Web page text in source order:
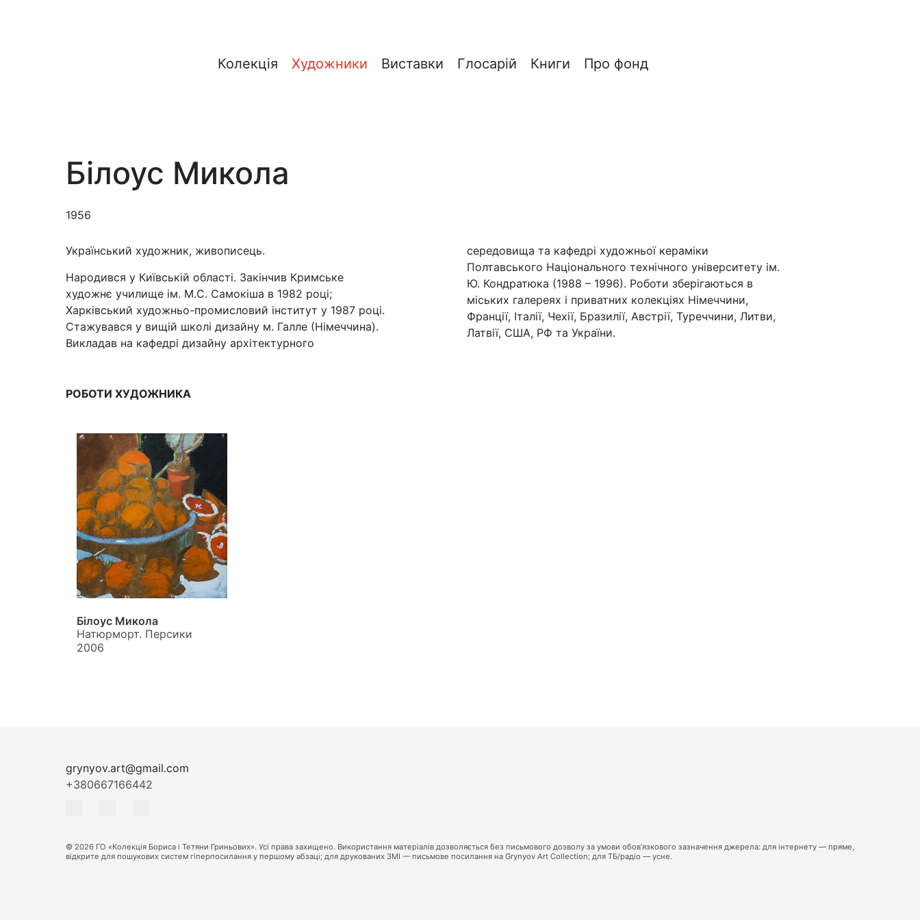
Колекція Художники Виставки Глосарій Книги Про фонд
Білоус Микола
1956
Український художник, живописець.
Народився у Київській області. Закінчив Кримське
художнє училище ім. М.С. Самокіша в 1982 році;
Харківський художньо-промисловий інститут у 1987 році.
Стажувався у вищій школі дизайну м. Галле (Німеччина).
Викладав на кафедрі дизайну архітектурного
середовища та кафедрі художньої кераміки
Полтавського Національного технічного університету ім.
Ю. Кондратюка (1988 – 1996). Роботи зберігаються в
міських галереях і приватних колекціях Німеччини,
Франції, Італії, Чехії, Бразилії, Австрії, Туреччини, Литви,
Латвії, США, РФ та України.
РОБОТИ ХУДОЖНИКА
Білоус Микола
Натюрморт. Персики
2006
grynyov.art@gmail.com
+380667166442
© 2026 ГО «Колекція Бориса і Тетяни Гриньових». Усі права захищено. Використання матеріалів дозволяється без письмового дозволу за умови обов’язкового зазначення джерела: для інтернету — пряме,
відкрите для пошукових систем гіперпосилання у першому абзаці; для друкованих ЗМІ — письмове посилання на Grynyov Art Collection; для ТБ/радіо — усне.